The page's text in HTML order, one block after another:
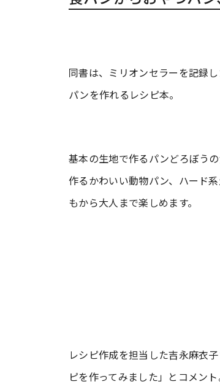
同書は、ミリオンセラーを記録
パンを作れるレシピ本。
基本の生地で作るパンどろぼう
作るかわいい動物パン、ハード
もから大人まで楽しめます。
レシピ作成を担当した吉永麻衣
ピを作ってみました」とコメン